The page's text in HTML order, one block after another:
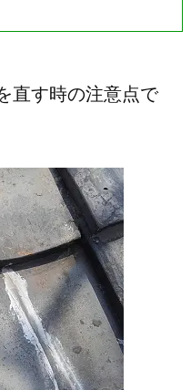
直す時の注意点で